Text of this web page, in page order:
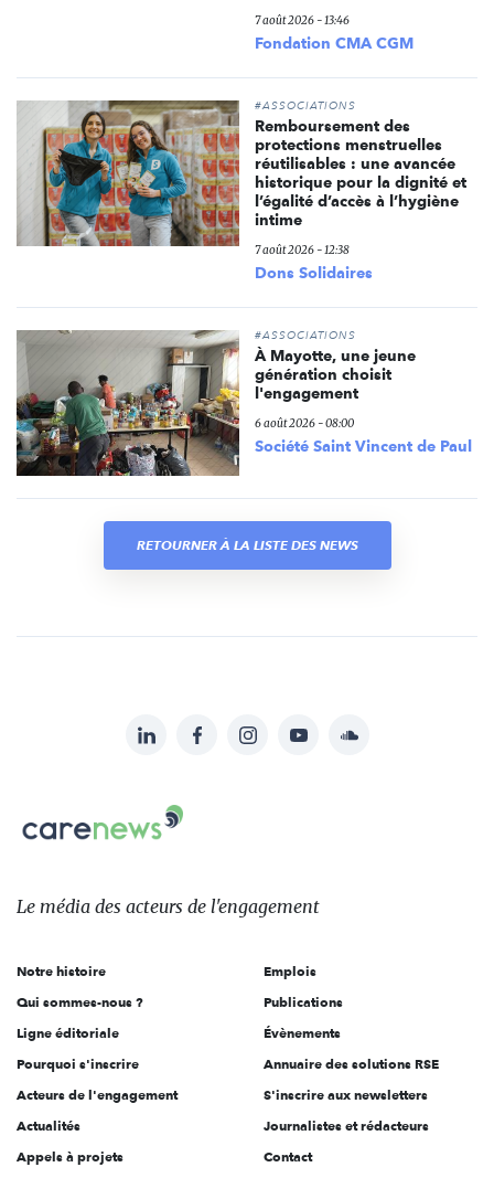
7 août 2026 - 13:46
Fondation CMA CGM
#ASSOCIATIONS
Remboursement des
protections menstruelles
réutilisables : une avancée
historique pour la dignité et
l’égalité d’accès à l’hygiène
intime
7 août 2026 - 12:38
Dons Solidaires
#ASSOCIATIONS
À Mayotte, une jeune
génération choisit
l'engagement
6 août 2026 - 08:00
Société Saint Vincent de Paul
RETOURNER À LA LISTE DES NEWS
sur:
LinkedInFacebookInstagramYouTubeSoundcloud
Carenews,
Le
des
l'engagement
Le média des acteurs de l'engagement
Notre histoire
Qui sommes-nous ?
Ligne éditoriale
Pourquoi s'inscrire
Acteurs de l'engagement
Actualités
Appels à projets
Emplois
Publications
Évènements
Annuaire des solutions RSE
S'inscrire aux newsletters
Journalistes et rédacteurs
Contact